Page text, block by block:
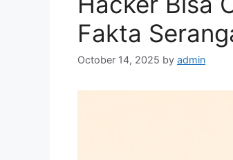
Fakta
October 14, 2025 by admin